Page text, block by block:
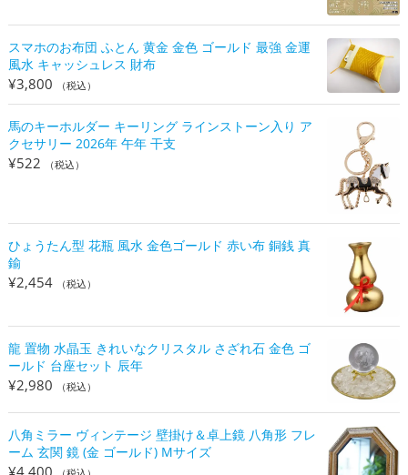
スマホのお布団 ふとん 黄金 金色 ゴールド 最強 金運
風水 キャッシュレス 財布
¥3,800 （税込）
馬のキーホルダー キーリング ラインストーン入り ア
クセサリー 2026年 午年 干支
¥522 （税込）
ひょうたん型 花瓶 風水 金色ゴールド 赤い布 銅銭 真
鍮
¥2,454 （税込）
龍 置物 水晶玉 きれいなクリスタル さざれ石 金色 ゴ
ールド 台座セット 辰年
¥2,980 （税込）
八角ミラー ヴィンテージ 壁掛け＆卓上鏡 八角形 フレ
ーム 玄関 鏡 (金 ゴールド) Mサイズ
¥4,400